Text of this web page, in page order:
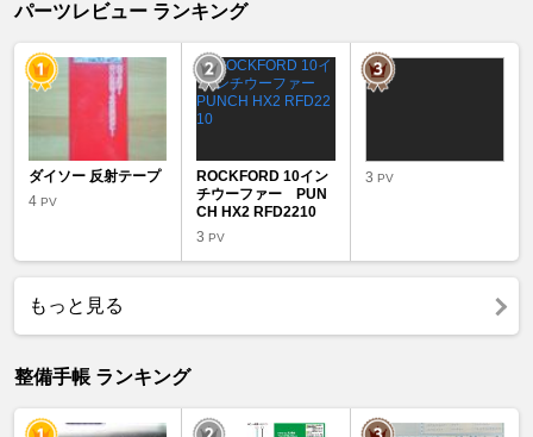
パーツレビュー ランキング
ダイソー 反射テープ
4 PV
ROCKFORD 10イン
チウーファー PUN
CH HX2 RFD2210
3PV
3 PV
もっと見る
整備手帳 ランキング